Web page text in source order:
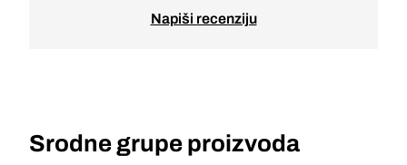
Napiši recenziju
Srodne grupe proizvoda